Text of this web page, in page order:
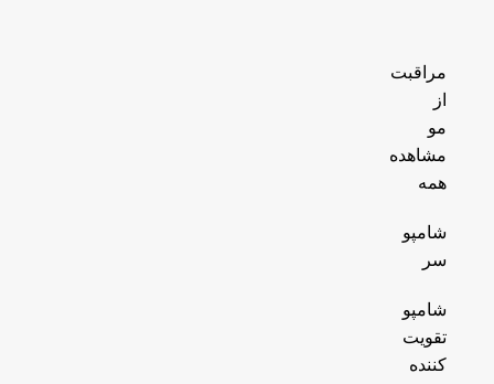
مراقبت
از
مو
مشاهده
همه
شامپو
سر
شامپو
تقویت
کننده